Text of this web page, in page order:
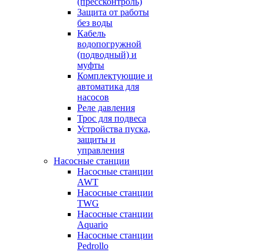
Защита от работы
без воды
Кабель
водопогружной
(подводный) и
муфты
Комплектующие и
автоматика для
насосов
Реле давления
Трос для подвеса
Устройства пуска,
защиты и
управления
Насосные станции
Насосные станции
AWT
Насосные станции
TWG
Насосные станции
Aquario
Насосные станции
Pedrollo